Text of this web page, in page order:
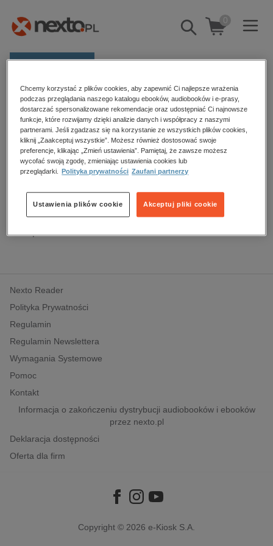
Pokaż/schowaj
wyszukiwarkę
0
Kategorie
Zobacz wszystkie E-prasa
budownictwo, aranżacja wnętrz
biznesowe, branżowe, gospodarka
dzienniki
edukacja
hobby, sport, rozrywka
psychologiczne
inne
popularno-naukowe
religie
Strona główna audiobooki
Dla dzieci i młodzieży
Dla dzieci
Dla dzieci – audiobooki
Sortowanie Filtrowanie
Nexto Reader
Polityka Prywatności
Regulamin
Regulamin Newslettera
Wymagania Systemowe
Pomoc
Kontakt
Informacja o zakończeniu dystrybucji audiobooków i ebooków
przez nexto.pl
Deklaracja dostępności
Oferta dla firm
Copyright © 2026 e-Kiosk S.A.
Chcemy korzystać z plików cookies, aby zapewnić Ci najlepsze wrażenia
podczas przeglądania naszego katalogu ebooków, audiobooków i e-prasy,
dostarczać spersonalizowane rekomendacje oraz udostępniać Ci najnowsze
funkcje, które rozwijamy dzięki analizie danych i współpracy z naszymi
partnerami. Jeśli zgadzasz się na korzystanie ze wszystkich plików cookies,
kliknij „Zaakceptuj wszystkie”. Możesz również dostosować swoje
preferencje, klikając „Zmień ustawienia”. Pamiętaj, że zawsze możesz
wycofać swoją zgodę, zmieniając ustawienia cookies lub
przeglądarki.
Polityka prywatności Zaufani partnerzy
Akceptuj pliki cookie
Ustawienia plików cookie